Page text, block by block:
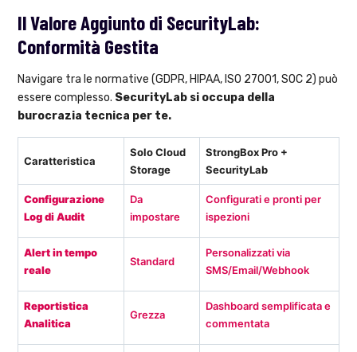
Il Valore Aggiunto di SecurityLab:
Conformità Gestita
Navigare tra le normative (GDPR, HIPAA, ISO 27001, SOC 2) può
essere complesso. SecurityLab si occupa della
burocrazia tecnica per te.
Caratteristica
Solo Cloud
Storage
StrongBox Pro +
SecurityLab
Configurazione
Log di Audit
Da
impostare
Configurati e pronti per
ispezioni
Alert in tempo
reale
Standard
Personalizzati via
SMS/Email/Webhook
Reportistica
Analitica
Grezza
Dashboard semplificata e
commentata